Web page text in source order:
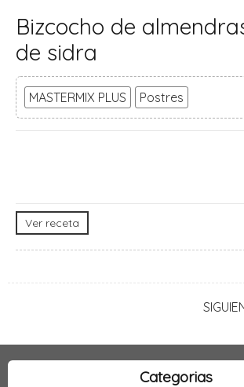
Bizcocho de
de sidra
MASTERMIX PLUS Postres
Ver receta
Categorias